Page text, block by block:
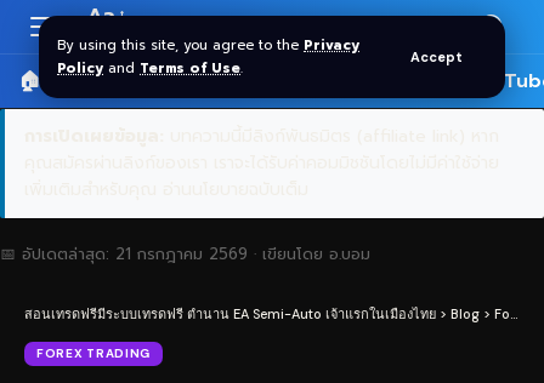
By using this site, you agree to the Privacy
Policy and Terms of Use.
Accept
Resizer
Aa
🏠 หน้าแรก ราคาทอง SPDR 🎬
📅 อัปเดตล่าสุด: 21 กรกฎาคม 2569 · เขียนโดย อ.บอม
สอนเทรดฟรีมีระบบเทรดฟรี ตำนาน EA Semi-Auto เจ้าแรกในเมืองไทย > Blog > Forex Trading
FOREX TRADING